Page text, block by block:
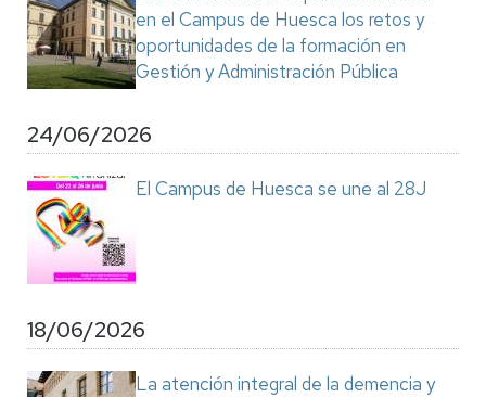
en el Campus de Huesca los retos y
oportunidades de la formación en
Gestión y Administración Pública
24/06/2026
El Campus de Huesca se une al 28J
18/06/2026
La atención integral de la demencia y